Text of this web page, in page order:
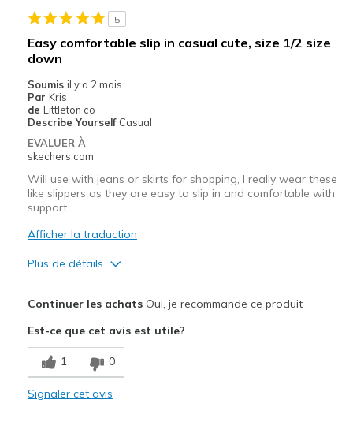
Casual Wear
Travel
Width
Feels true to width
Sizing
View On Shoes
5
Easy comfortable slip in casual cute, size 1/2 size
down
Soumis il y a 2 mois
Par Kris
de Littleton co
Describe Yourself Casual
EVALUER À
skechers.com
Will use with jeans or skirts for shopping, I really wear these
like slippers as they are easy to slip in and comfortable with
support.
Afficher la traduction
Plus de détails
Breathe Well
Comfortable
Continuer les achatsOui, je recommande ce produit
Est-ce que cet avis est utile?
1 0
Signaler cet avis